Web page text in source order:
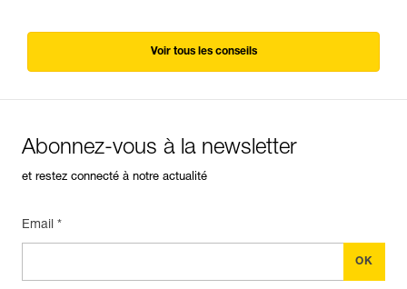
Voir tous les conseils
Abonnez-vous à la newsletter
et restez connecté à notre actualité
Email *